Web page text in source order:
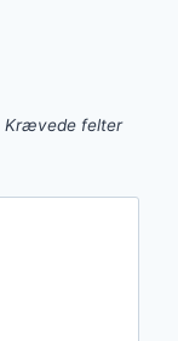
Krævede felter